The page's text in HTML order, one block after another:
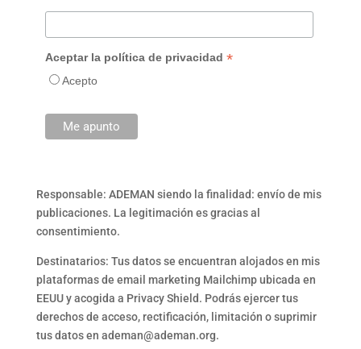
Aceptar la política de privacidad *
Acepto
Responsable: ADEMAN siendo la finalidad: envío de mis
publicaciones. La legitimación es gracias al
consentimiento.
Destinatarios: Tus datos se encuentran alojados en mis
plataformas de email marketing Mailchimp ubicada en
EEUU y acogida a Privacy Shield. Podrás ejercer tus
derechos de acceso, rectificación, limitación o suprimir
tus datos en ademan@ademan.org.